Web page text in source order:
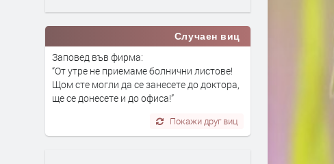
Случаен виц
Заповед във фирма:
“От утре не приемаме болнични листове!
Щом сте могли да се занесете до доктора,
ще се донесете и до офиса!”
Покажи друг виц